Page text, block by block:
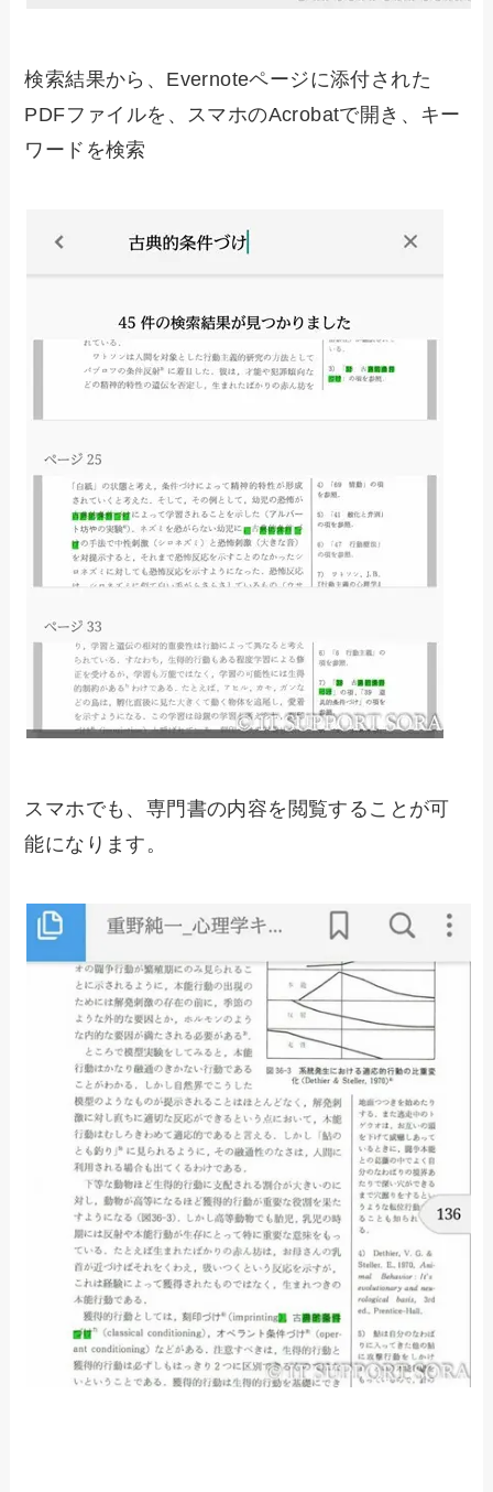
検索結果から、Evernoteページに添付された
PDFファイルを、スマホのAcrobatで開き、キー
ワードを検索
スマホでも、専門書の内容を閲覧することが可
能になります。